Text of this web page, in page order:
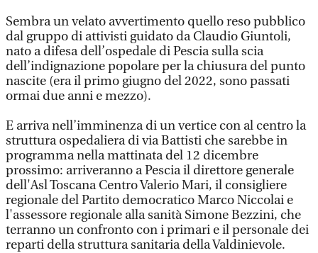
Sembra un velato avvertimento quello reso pubblico
dal gruppo di attivisti guidato da Claudio Giuntoli,
nato a difesa dell’ospedale di Pescia sulla scia
dell’indignazione popolare per la chiusura del punto
nascite (era il primo giugno del 2022, sono passati
ormai due anni e mezzo).
E arriva nell’imminenza di un vertice con al centro la
struttura ospedaliera di via Battisti che sarebbe in
programma nella mattinata del 12 dicembre
prossimo: arriveranno a Pescia il direttore generale
dell'Asl Toscana Centro Valerio Mari, il consigliere
regionale del Partito democratico Marco Niccolai e
l'assessore regionale alla sanità Simone Bezzini, che
terranno un confronto con i primari e il personale dei
reparti della struttura sanitaria della Valdinievole.